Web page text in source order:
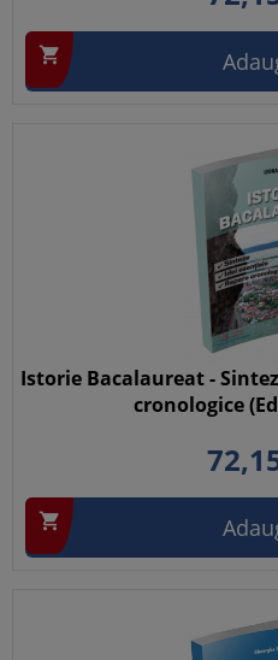

Istorie Bacalaureat -
cronologice
72,
